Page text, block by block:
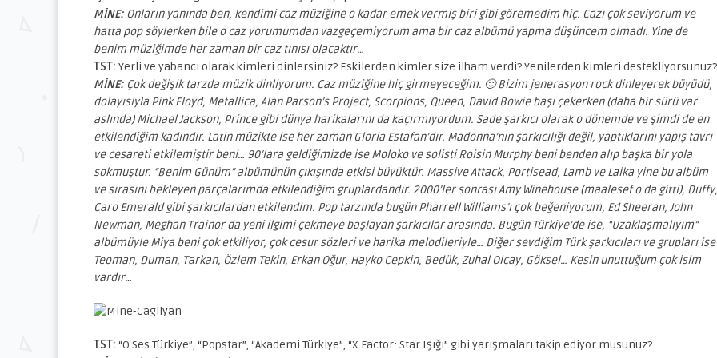
MİNE: Onların yanında ben, kendimi caz müziğine o kadar emek vermiş biri gibi göremedim hiç. Cazı çok seviyorum ve
hatta pop söylerken bile o caz yorumumdan vazgeçemiyorum ama bir caz albümü yapma düşüncem olmadı. Yine de
benim müziğimde her zaman bir caz tınısı olacaktır…
TST: Yerli ve yabancı olarak kimleri dinlersiniz? Eskilerden kimler size ilham verdi? Yenilerden kimleri destekliyorsunuz?
MİNE: Çok değişik tarzda müzik dinliyorum. Caz müziğine hiç girmeyeceğim. 🙂 Bizim jenerasyon rock dinleyerek büyüdü,
dolayısıyla Pink Floyd, Metallica, Alan Parson’s Project, Scorpions, Queen, David Bowie başı çekerken (daha bir sürü var
aslında) Michael Jackson, Prince gibi dünya harikalarını da kaçırmıyordum. Sade şarkıcı olarak o dönemde ve şimdi de en
etkilendiğim kadındır. Latin müzikte ise her zaman Gloria Estafan’dır. Madonna’nın şarkıcılığı değil, yaptıklarını yapış tavrı
ve cesareti etkilemiştir beni… 90’lara geldiğimizde ise Moloko ve solisti Roisin Murphy beni benden alıp başka bir yola
sokmuştur. “Benim Günüm” albümünün çıkışında etkisi büyüktür. Massive Attack, Portisead, Lamb ve Laika yine bu albüm
ve sırasını bekleyen parçalarımda etkilendiğim gruplardandır. 2000’ler sonrası Amy Winehouse (maalesef o da gitti), Duffy,
Caro Emerald gibi şarkıcılardan etkilendim. Pop tarzında bugün Pharrell Williams’ı çok beğeniyorum, Ed Sheeran, John
Newman, Meghan Trainor da yeni ilgimi çekmeye başlayan şarkıcılar arasında. Bugün Türkiye’de ise, “Uzaklaşmalıyım”
albümüyle Miya beni çok etkiliyor, çok cesur sözleri ve harika melodileriyle… Diğer sevdiğim Türk şarkıcıları ve grupları ise
Teoman, Duman, Tarkan, Özlem Tekin, Erkan Oğur, Hayko Cepkin, Bedük, Zuhal Olcay, Göksel… Kesin unuttuğum çok isim
vardır…
TST: “O Ses Türkiye”, “Popstar”, “Akademi Türkiye”, “X Factor: Star Işığı” gibi yarışmaları takip ediyor musunuz?